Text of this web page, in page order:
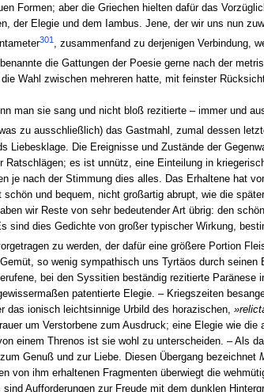
Formen; aber die Griechen hielten dafür das
der Elegie und dem Iambus. Jene, der wir uns nun
301, zusammenfand zu derjenigen Verbindung,
die Gattungen der Poesie gerne nach der
Wahl zwischen mehreren hatte, mit feinster
man sie sang und nicht bloß rezitierte – immer und
zu ausschließlich) das Gastmahl, zumal dessen
Liebesklage. Die Ereignisse und Zustände der
Ratschlägen; es ist unnütz, eine Einteilung in
je nach der Stimmung dies alles. Das Erhaltene hat
und bequem, nicht großartig abrupt, wie die
wir Reste von sehr bedeutender Art übrig: den
sind dies Gedichte von großer typischer Wirkung,
zu werden, der dafür eine größere Portion
so wenig sympathisch uns Tyrtäos durch
bei den Syssitien beständig rezitierte
patentierte Elegie. – Kriegszeiten
das ionisch leichtsinnige Urbild des horazischen,
um Verstorbene zum Ausdruck; eine Elegie wie
einem Threnos ist sie wohl zu unterscheiden. – Als
Genuß und zur Liebe. Diesen Übergang bezeichnet
von ihm erhaltenen Fragmenten überwiegt die
Aufforderungen zur Freude mit dem dunklen